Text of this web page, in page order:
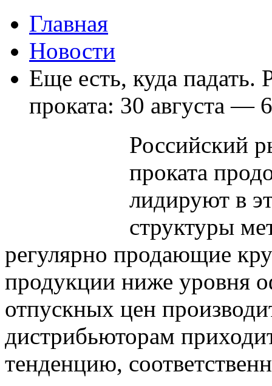
Главная
Новости
Еще есть, куда падать.
проката: 30 августа —
Российский
проката
лидируют в
структуры
регулярно продающие
продукции ниже уровня
отпускных цен
дистрибьюторам
тенденцию,